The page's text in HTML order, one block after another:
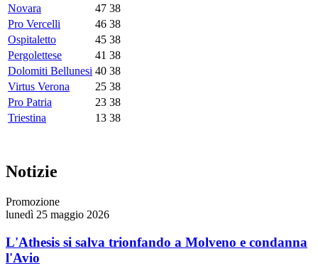
Novara
47 38
Pro Vercelli
46 38
Ospitaletto
45 38
Pergolettese
41 38
Dolomiti Bellunesi 40 38
Virtus Verona
25 38
Pro Patria
23 38
Triestina
13 38
Notizie
Promozione
lunedì 25 maggio 2026
L'Athesis si salva trionfando a Molveno e condanna
l'Avio